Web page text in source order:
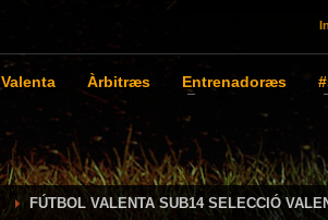
Valenta Àrbitræs Entrenadoræs
FÚTBOL VALENTA SUB14 SELECCIÓ